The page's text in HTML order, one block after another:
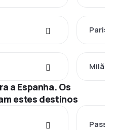
Paris
Milão
a Espanha. Os
estes destinos